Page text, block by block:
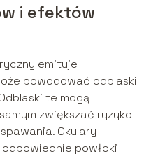
i efektów
emituje
powodować odblaski
te mogą
zwiększać ryzyko
Okulary
powłoki